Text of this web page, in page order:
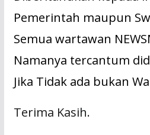
Pemerintah maupun
Semua wartawan
Namanya tercantum
Jika Tidak ada bukan
Terima Kasih.